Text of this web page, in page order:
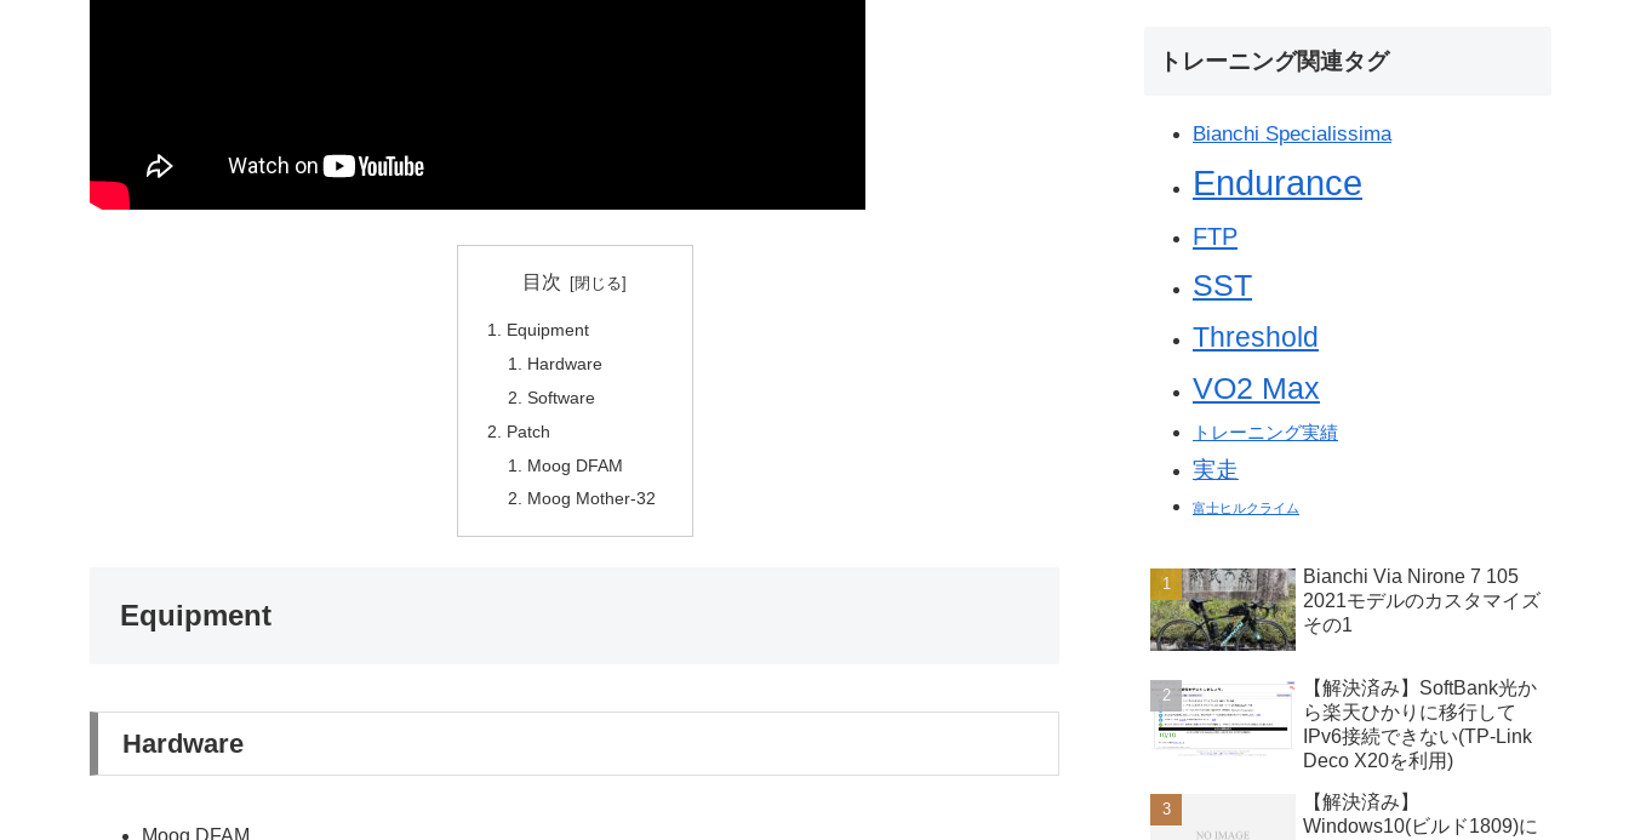
目次
Equipment
Hardware
Software
Patch
Moog DFAM
Moog Mother-32
Equipment
Hardware
Moog DFAM
トレーニング関連タグ
Bianchi Specialissima
Endurance
FTP
SST
Threshold
VO2 Max
トレーニング実績
実走
富士ヒルクライム
Bianchi Via Nirone 7 105
2021モデルのカスタマイズ
その1
【解決済み】SoftBank光か
ら楽天ひかりに移行して
IPv6接続できない(TP-Link
Deco X20を利用)
【解決済み】
Windows10(ビルド1809)に